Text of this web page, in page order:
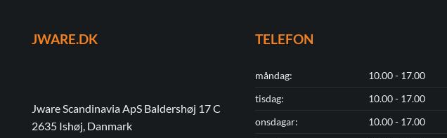
JWARE.DK
Jware Scandinavia ApS Baldershøj 17 C
2635 Ishøj, Danmark
TELEFON
måndag:
10.00 - 17.00
tisdag:
10.00 - 17.00
onsdagar:
10.00 - 17.00